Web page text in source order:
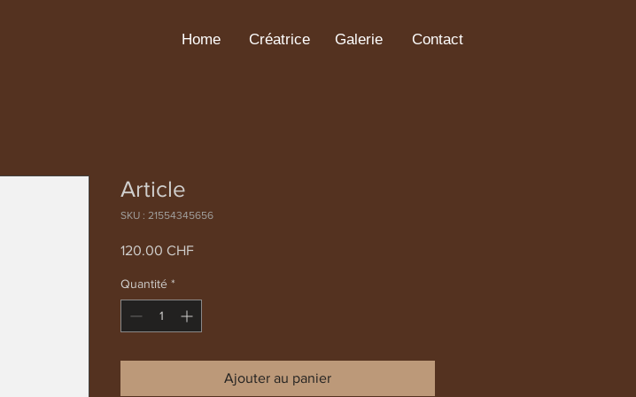
Home Créatrice Galerie Contact
Article
SKU : 21554345656
120.00 CHFPrix
Quantité *
Ajouter au panier